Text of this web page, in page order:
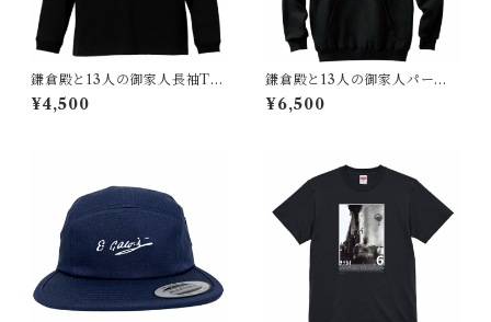
鎌倉殿と13人の御家人長袖Tシ
ャツ（鎌倉時代 日本）回転
和色Ver.
¥4,500
鎌倉殿と13人の御家人パーカ
ー（鎌倉時代 日本）回転金
色Ver.
¥6,500